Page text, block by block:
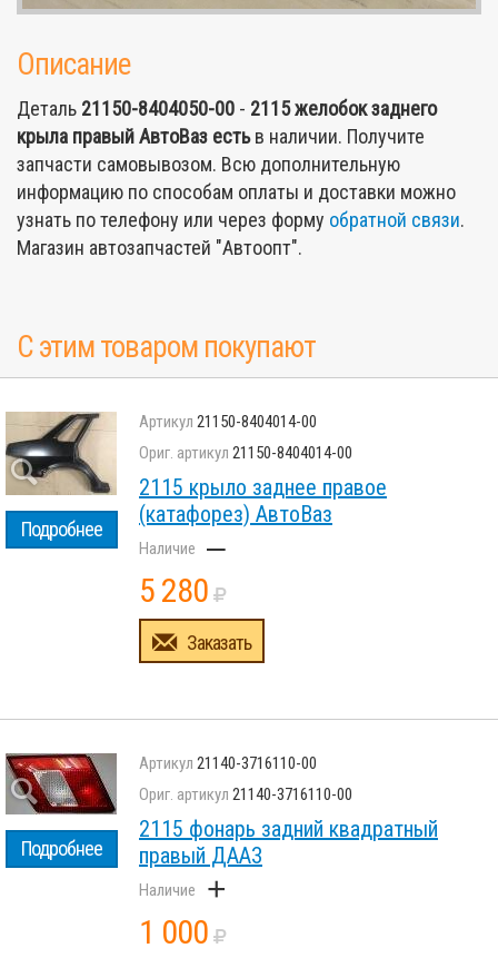
Описание
Деталь 21150-8404050-00 - 2115 желобок заднего
крыла правый АвтоВаз естьв наличии. Получите
запчасти самовывозом. Всю дополнительную
информацию по способам оплаты и доставки можно
узнать по телефону или через форму обратной связи.
Магазин автозапчастей "Автоопт".
С этим товаром покупают
Подробнее
21150-8404014-00
21150-8404014-00
2115 крыло заднее правое
(катафорез) АвтоВаз
–
5 280
Заказать
Подробнее
21140-3716110-00
21140-3716110-00
2115 фонарь задний квадратный
правый ДААЗ
+
1 000